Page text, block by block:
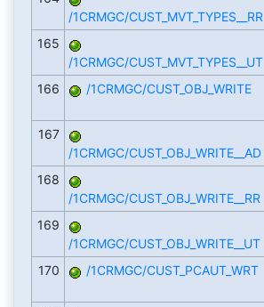
/1CRMGC/CUST_MVT_TYPES__RR
165
/1CRMGC/CUST_MVT_TYPES__UT
166
/1CRMGC/CUST_OBJ_WRITE
167
/1CRMGC/CUST_OBJ_WRITE__AD
168
/1CRMGC/CUST_OBJ_WRITE__RR
169
/1CRMGC/CUST_OBJ_WRITE__UT
170
/1CRMGC/CUST_PCAUT_WRT